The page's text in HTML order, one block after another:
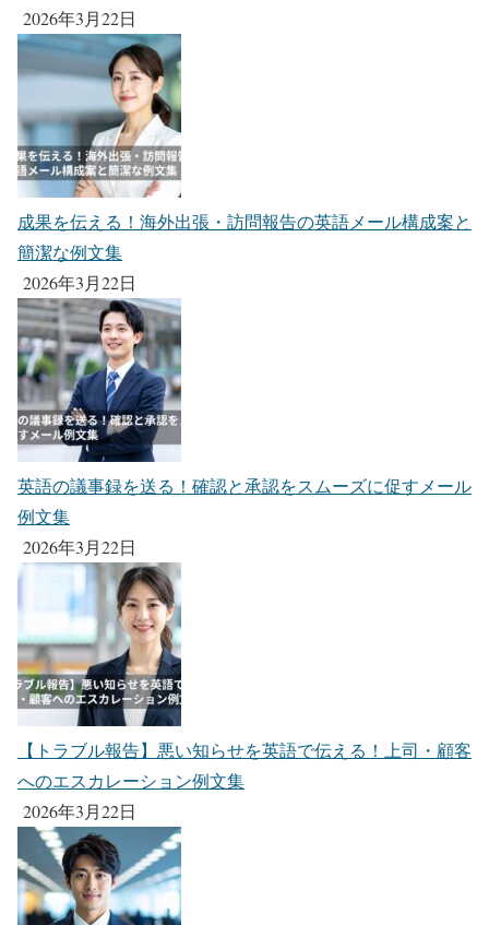
2026年3月22日
成果を伝える！海外出張・訪問報告の英語メール構成案と
簡潔な例文集
2026年3月22日
英語の議事録を送る！確認と承認をスムーズに促すメール
例文集
2026年3月22日
【トラブル報告】悪い知らせを英語で伝える！上司・顧客
へのエスカレーション例文集
2026年3月22日